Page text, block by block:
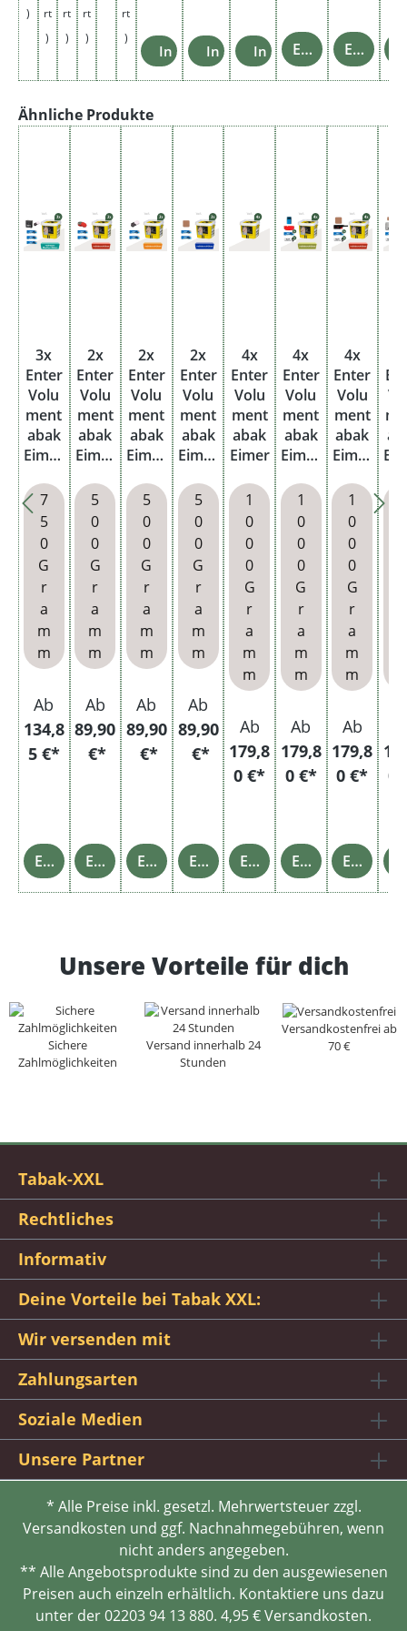
)
rt
)
rt
)
e
j
0
.
8
rt
)
rt
)
In den Warenkorb
In den Warenkorb
In den Warenkorb
Einzelheiten Einzelheiten
Produktgalerie überspringen
Ähnliche Produkte
3x
Enter
Volu
ment
abak
Eimer
wähl
baren
Ment
hol
Hülse
n
7
5
0
G
r
a
m
m
Ab
134,8
5 €*
Einzelheiten
2x
Enter
Volu
ment
abak
Eimer
wähl
baren
Hülse
n
5
0
0
G
r
a
m
m
Ab
89,90
€*
Einzelheiten
2x
Enter
Volu
ment
abak
Eimer
wähl
baren
Hülse
n und
Asch
enbe
cher
5
0
0
G
r
a
m
m
Ab
89,90
€*
Einzelheiten
2x
Enter
Volu
ment
abak
Eimer
wähl
baren
Hülse
n und
Taba
kbefe
uchte
r
5
0
0
G
r
a
m
m
Ab
89,90
€*
Einzelheiten
4x
Enter
Volu
ment
abak
Eimer
1
0
0
0
G
r
a
m
m
Ab
179,8
0 €*
Einzelheiten
4x
Enter
Volu
ment
abak
Eimer
wähl
baren
Hülse
n und
Glasa
schen
bech
er
1
0
0
0
G
r
a
m
m
Ab
179,8
0 €*
Einzelheiten
4x
Enter
Volu
ment
abak
Eimer
wähl
baren
Hülse
n
1
0
0
0
G
r
a
m
m
Ab
179,8
0 €*
Einzelheiten
0
Unsere Vorteile für dich
Sichere
Zahlmöglichkeiten
Versand innerhalb 24
Stunden
Versandkostenfrei ab
70 €
Tabak-XXL
Rechtliches
Informativ
Deine Vorteile bei Tabak XXL:
Wir versenden mit
Zahlungsarten
Soziale Medien
Unsere Partner
* Alle Preise inkl. gesetzl. Mehrwertsteuer zzgl.
Versandkosten und ggf. Nachnahmegebühren, wenn
nicht anders angegeben.
** Alle Angebotsprodukte sind zu den ausgewiesenen
Preisen auch einzeln erhältlich. Kontaktiere uns dazu
unter der 02203 94 13 880. 4,95 € Versandkosten.